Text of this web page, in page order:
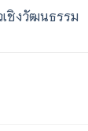
เชิงวัฒนธรรม